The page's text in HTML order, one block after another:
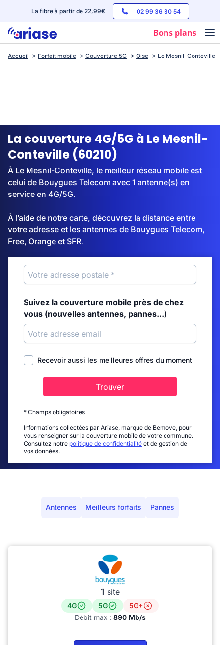
La fibre à partir de 22,99€ 02 99 36 30 54
Bons plans
Box internet
Streaming
Accueil Forfait mobile Couverture 5G Oise Le Mesnil-Conteville
La couverture 4G/5G à Le Mesnil-
Conteville (60210)
À Le Mesnil-Conteville, le meilleur réseau mobile est
celui de Bouygues Telecom avec 1 antenne(s) en
service en 4G/5G.
À l’aide de notre carte, découvrez la distance entre
votre adresse et les antennes de Bouygues Telecom,
Free, Orange et SFR.
Suivez la couverture mobile près de chez
vous (nouvelles antennes, pannes...)
Recevoir aussi les meilleures offres du moment
Trouver
* Champs obligatoires
Informations collectées par Ariase, marque de Bemove, pour
vous renseigner sur la couverture mobile de votre commune.
Consultez notre politique de confidentialité et de gestion de
vos données.
Antennes Meilleurs forfaits Pannes
1 site
4G 5G
5G+
Débit max : 890 Mb/s